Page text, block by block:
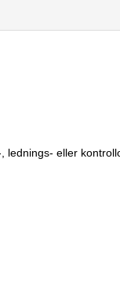
lednings- eller